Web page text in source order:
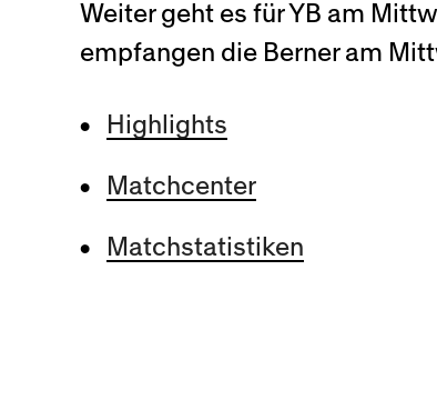
Weiter geht es für YB am
empfangen die Berner am
Highlights
Matchcenter
Matchstatistiken